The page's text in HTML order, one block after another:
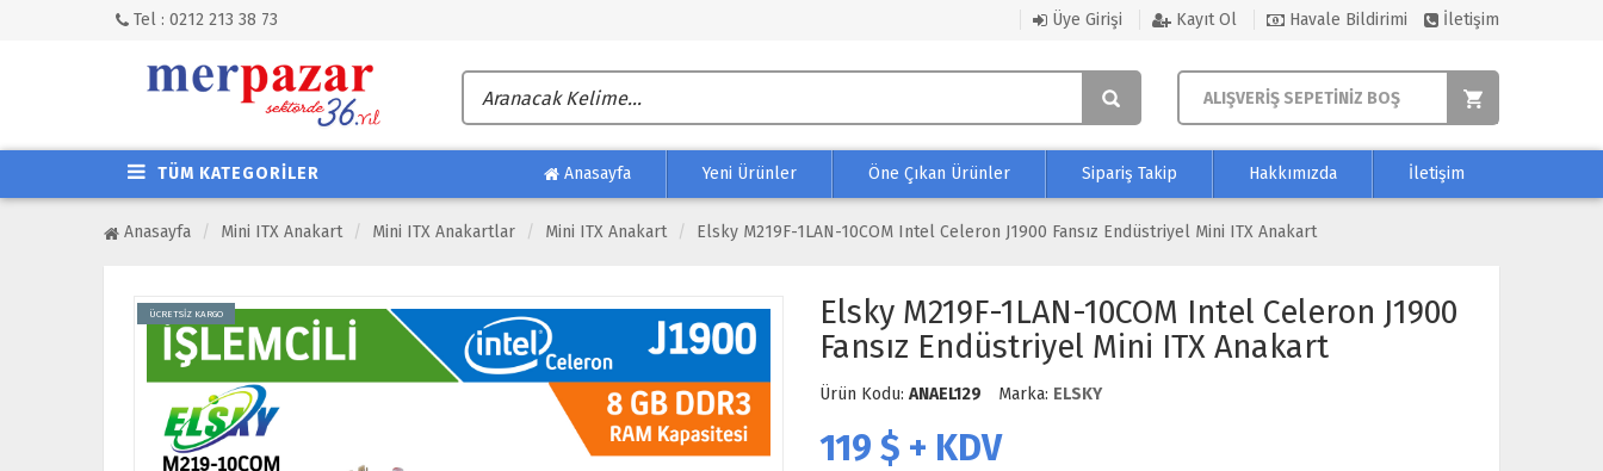
Tel : 0212 213 38 73 Üye Girişi Kayıt Ol Havale Bildirimi İletişim
ALIŞVERİŞ SEPETİNİZ BOŞ
TÜM KATEGORİLER Anasayfa Yeni Ürünler Öne Çıkan Ürünler Sipariş Takip Hakkımızda İletişim
Anasayfa Mini ITX Anakart Mini ITX Anakartlar Mini ITX Anakart Elsky M219F-1LAN-10COM Intel Celeron J1900 Fansız Endüstriyel Mini ITX Anakart
ÜCRETSİZ KARGO
Elsky M219F-1LAN-10COM Intel Celeron J1900
Fansız Endüstriyel Mini ITX Anakart
Ürün Kodu: ANAEL129 Marka: ELSKY
119 $ + KDV